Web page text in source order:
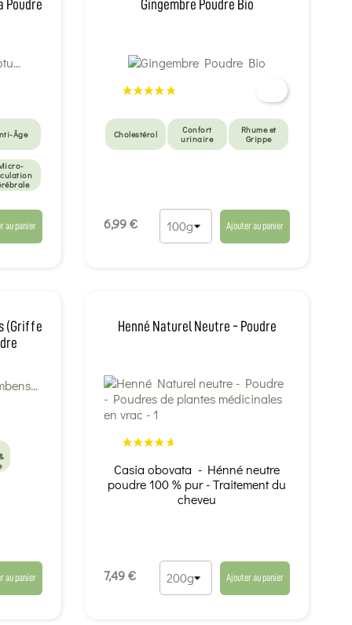
Poudre
Âge
au panier
Gingembre Poudre Bio
Cholestérol
Confort
urinaire
Rhume et
Grippe
6,99 € Ajouter au panier
(Griffe
au panier
Henné Naturel Neutre - Poudre
Casia obovata - Hénné neutre
poudre 100 % pur - Traitement du
cheveu
7,49 € Ajouter au panier